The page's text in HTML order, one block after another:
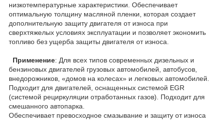
низкотемпературные характеристики. Обеспечивает
оптимальную толщину масляной пленки, которая создает
дополнительную защиту двигателя от износа при
сверхтяжелых условиях эксплуатации и позволяет экономить
топливо без ущерба защиты двигателя от износа.
Применение: Для всех типов современных дизельных и
бензиновых двигателей грузовых автомобилей, автобусов,
внедорожников, «домов на колесах» и легковых автомобилей.
Подходит для двигателей, оснащенных системой EGR
(системой рециркуляции отработанных газов). Подходит для
смешанного автопарка.
Обеспечивает превосходное смазывание и защиту от износа